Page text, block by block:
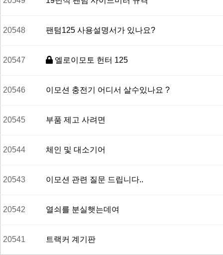
서비스
서비스 안내
배출가스 보증 부품
고객센터
공지사항
Q&A
대리점
20548 팬텀125 사용설명서가 있나요?
20547 엘로이모토 헌터 125
20546 이모션 충전기 어디서 살수있나요 ?
20545 부품 제고 사려면
20544 체인 및 대소기어
20543 이모션 관련 질문 드립니다..
20542 열쇠를 분실햇는데여
20541 트랙커 계기판